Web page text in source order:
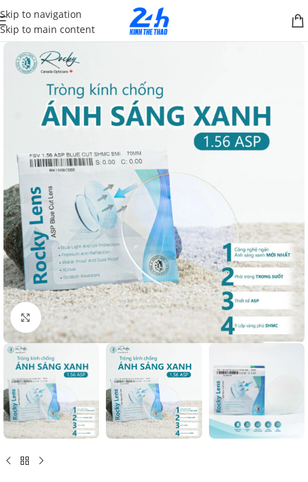
Skip to navigation
Skip to main content
SALE
Click to enlarge